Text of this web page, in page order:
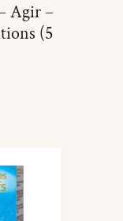
Agir –
(5